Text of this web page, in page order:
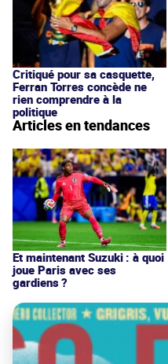
Critiqué pour sa casquette,
Ferran Torres concède ne
rien comprendre à la
politique
Articles en tendances
Et maintenant Suzuki : à quoi
joue Paris avec ses
gardiens ?